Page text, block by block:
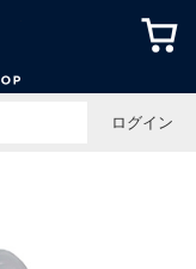
侍ジャパ
ログイン